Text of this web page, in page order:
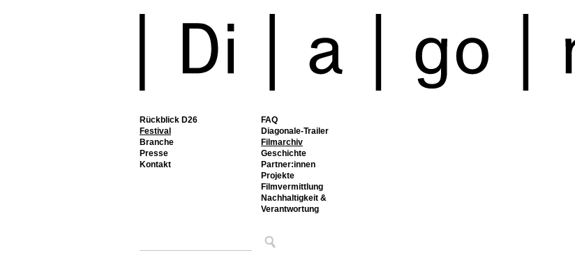
Rückblick D26
Festival
FAQ
Diagonale-Trailer
Filmarchiv
Geschichte
Partner:innen
Projekte
Filmvermittlung
Nachhaltigkeit &
Verantwortung
Branche
Presse
Kontakt